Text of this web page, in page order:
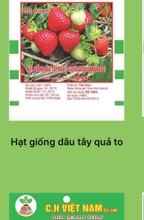
Hạt giống dâu tây quả to